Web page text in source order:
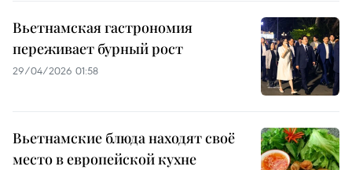
Вьетнамская гастрономия
переживает бурный рост
29/04/2026 01:58
Вьетнамские блюда находят своё
место в европейской кухне